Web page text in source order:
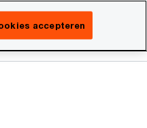
Netherlands
Search
accepteren